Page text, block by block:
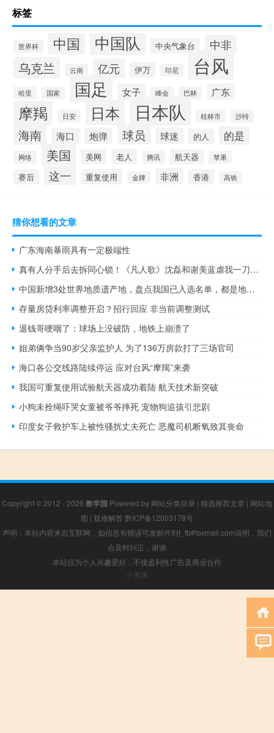
标签
世界杯 中国 中国队 中央气象台 中非
乌克兰 云南 亿元 伊万 印尼 台风
哈里 国家 国足 女子 峰会 巴林 广东
摩羯 日安 日本 日本队 桂林市 沙特
海南 海口 炮弹 球员 球迷 的人 的是
网络 美国 美网 老人 腾讯 航天器 苹果
赛后 这一 重复使用 金牌 非洲 香港 高铁
猜你想看的文章
广东海南暴雨具有一定极端性
真有人分手后去拆同心锁！《凡人歌》沈磊和谢美蓝虐我一刀又一刀的
中国新增3处世界地质遗产地，盘点我国已入选名单，都是地球奇观
存量房贷利率调整开启？招行回应 非当前调整测试
退钱哥哽咽了：球场上没破防，地铁上崩溃了
姐弟俩争当90岁父亲监护人 为了136万房款打了三场官司
海口各公交线路陆续停运 应对台风“摩羯”来袭
我国可重复使用试验航天器成功着陆 航天技术新突破
小狗未拴绳吓哭女童被爷爷摔死 宠物狗追孩引悲剧
印度女子救护车上被性骚扰丈夫死亡 恶魔司机断氧致其丧命
Copyright © 2012 - 2026 教学园 Powered by 网站分类目录 | 精选推荐文章 | 网站地
图 | 疑难解答 黔ICP备12003178号
声明：本站内容来自互联网，如信息有错误可发邮件到f_fb#foxmail.com说明，我们
会及时纠正，谢谢
本站仅为个人兴趣爱好，不接盈利性广告及商业合作
小男孩